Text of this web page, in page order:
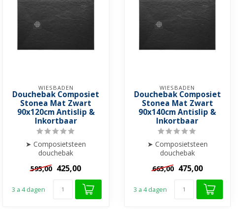
WIESBADEN
Douchebak Composiet
Stonea Mat Zwart
90x120cm Antislip &
Inkortbaar
➤ Composietsteen
douchebak
➤ Krasvrij & Stootbestendig
➤ Inkortba...
595,00 425,00
3 a 4 dagen
WIESBADEN
Douchebak Composiet
Stonea Mat Zwart
90x140cm Antislip &
Inkortbaar
➤ Composietsteen
douchebak
➤ Krasvrij & Stootbestendig
➤ Inkortba...
665,00 475,00
3 a 4 dagen